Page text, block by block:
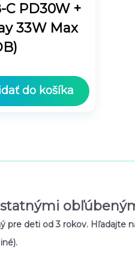
C PD30W +
33W Max
do košíka
deti od 3 rokov. Hľadajte